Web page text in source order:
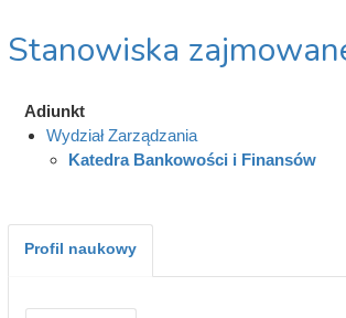
Stanowiska
Adiunkt
Wydział Zarządzania
Katedra Bankowości i Finansów
Profil naukowy